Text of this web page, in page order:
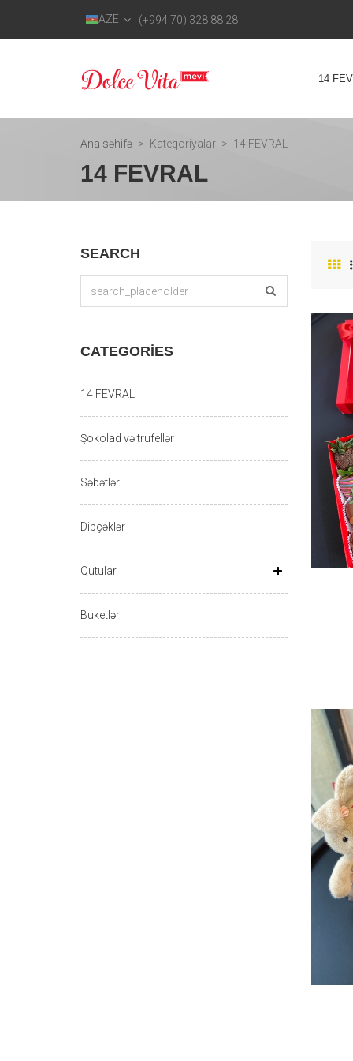
AZE (+994 70) 328 88 28
14
Ana səhifə Kateqoriyalar 14 FEVRAL
14 FEVRAL
SEARCH
CATEGORIES
14 FEVRAL
Şokolad və trufellər
Səbətlər
Dibçəklər
Qutular
Buketlər